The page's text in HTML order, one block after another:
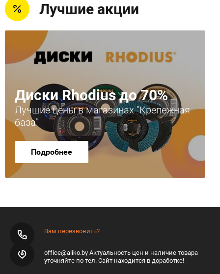
Лучшие акции
Диски Rhodius до 70%
Лучшие цены в магазинах "Крепежная
база"
Подробнее
Вам перезвонить?
office@aliko.by Актуальность цен и наличие товара
уточняйте по тел. Сайт находится в доработке!